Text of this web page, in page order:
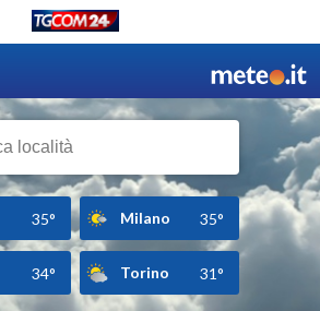
35° Milano 35°
34° Torino 31°